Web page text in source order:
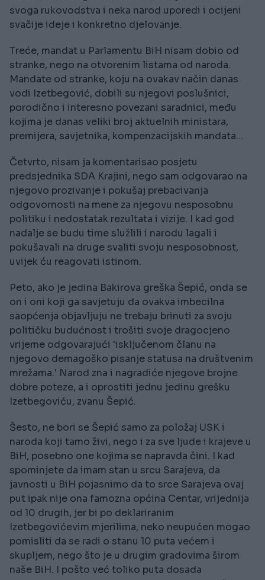
svoga rukovodstva i neka narod uporedi i ocijeni
svačije ideje i konkretno djelovanje.
Treće, mandat u Parlamentu BiH nisam dobio od
stranke, nego na otvorenim listama od naroda.
Mandate od stranke, koju na ovakav način danas
vodi Izetbegović, dobili su njegovi poslušnici,
porodično i interesno povezani saradnici, među
kojima je danas veliki broj aktuelnih ministara,
premijera, savjetnika, kompenzacijskih mandata...
Četvrto, nisam ja komentarisao posjetu
predsjednika SDA Krajini, nego sam odgovarao na
njegovo prozivanje i pokušaj prebacivanja
odgovornosti na mene za njegovu nesposobnu
politiku i nedostatak rezultata i vizije. I kad god
nadalje se budu time služlili i narodu lagali i
pokušavali na druge svaliti svoju nesposobnost,
uvijek ću reagovati istinom.
Peto, ako je jedina Bakirova greška Šepić, onda se
on i oni koji ga savjetuju da ovakva imbecilna
saopćenja objavljuju ne trebaju brinuti za svoju
političku budućnost i trošiti svoje dragocjeno
vrijeme odgovarajući 'isključenom članu na
njegovo demagoško pisanje statusa na društvenim
mrežama.' Narod zna i nagradiće njegove brojne
dobre poteze, a i oprostiti jednu jedinu grešku
Izetbegoviću, zvanu Šepić.
Šesto, ne bori se Šepić samo za položaj USK i
naroda koji tamo živi, nego i za sve ljude i krajeve u
BiH, posebno one kojima se napravda čini. I kad
spominjete da imam stan u srcu Sarajeva, da
javnosti u BiH pojasnimo da to srce Sarajeva ovaj
put ipak nije ona famozna općina Centar, vrijednija
od 10 drugih, jer bi po deklariranim
Izetbegovićevim mjerilima, neko neupućen mogao
pomisliti da se radi o stanu 10 puta većem i
skupljem, nego što je u drugim gradovima širom
naše BiH. I pošto već toliko puta dosada